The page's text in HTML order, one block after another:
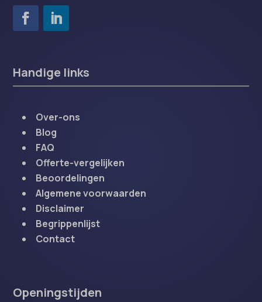
Handige links
Over-ons
Blog
FAQ
Offerte-vergelijken
Beoordelingen
Algemene voorwaarden
Disclaimer
Begrippenlijst
Contact
Openingstijden